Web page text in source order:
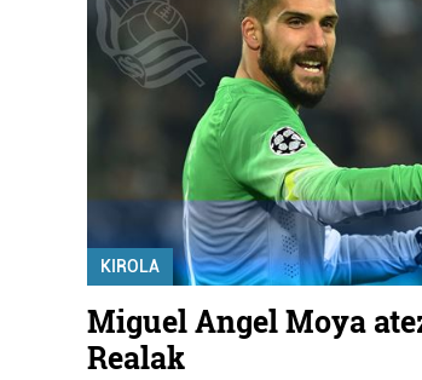
KIROLA
Miguel Angel Moya
Realak